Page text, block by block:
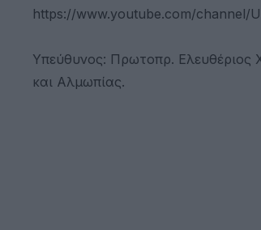
https://www.youtube.com/channel/
Υπεύθυνος: Πρωτοπρ.
και Αλμωπίας.